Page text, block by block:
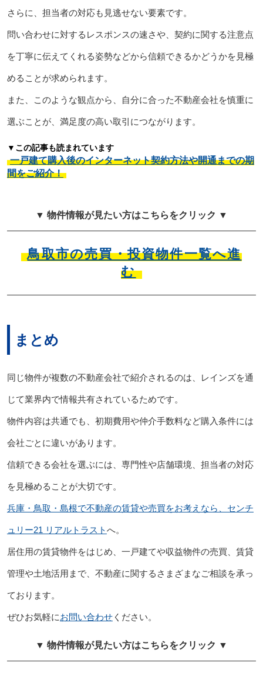
さらに、担当者の対応も見逃せない要素です。
問い合わせに対するレスポンスの速さや、契約に関する注意点
を丁寧に伝えてくれる姿勢などから信頼できるかどうかを見極
めることが求められます。
また、このような観点から、自分に合った不動産会社を慎重に
選ぶことが、満足度の高い取引につながります。
▼この記事も読まれています
一戸建て購入後のインターネット契約方法や開通までの期
間をご紹介！
▼ 物件情報が見たい方はこちらをクリック ▼
鳥取市の売買・投資物件一覧へ進
む
まとめ
同じ物件が複数の不動産会社で紹介されるのは、レインズを通
じて業界内で情報共有されているためです。
物件内容は共通でも、初期費用や仲介手数料など購入条件には
会社ごとに違いがあります。
信頼できる会社を選ぶには、専門性や店舗環境、担当者の対応
を見極めることが大切です。
兵庫・鳥取・島根で不動産の賃貸や売買をお考えなら、センチ
ュリー21 リアルトラストへ。
居住用の賃貸物件をはじめ、一戸建てや収益物件の売買、賃貸
管理や土地活用まで、不動産に関するさまざまなご相談を承っ
ております。
ぜひお気軽にお問い合わせください。
▼ 物件情報が見たい方はこちらをクリック ▼